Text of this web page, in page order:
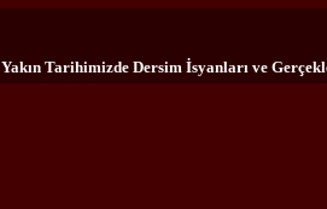
Yakın Tarihimizde Dersim İsyanları ve